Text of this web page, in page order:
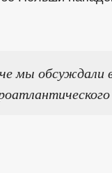
мы обсуждали